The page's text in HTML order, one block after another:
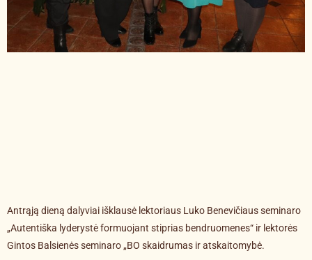
Antrąją dieną dalyviai išklausė lektoriaus Luko Benevičiaus seminaro
„Autentiška lyderystė formuojant stiprias bendruomenes“ ir lektorės
Gintos Balsienės seminaro „BO skaidrumas ir atskaitomybė.